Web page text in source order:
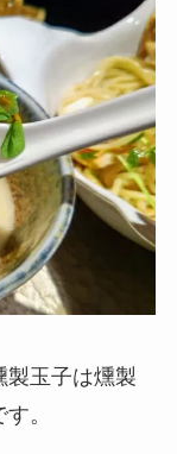
製玉子は燻製
。